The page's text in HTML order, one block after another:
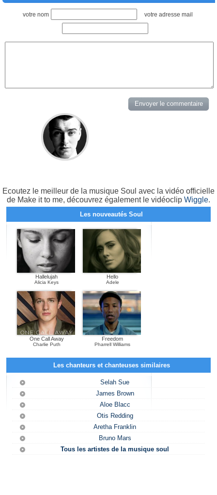
votre nom votre adresse mail
Ecoutez le meilleur de la musique Soul avec la vidéo officielle
de Make it to me, découvrez également le vidéoclip Wiggle.
Les nouveautés Soul
Hallelujah
Alicia Keys
Hello
Adele
One Call Away
Charlie Puth
Freedom
Pharrell Williams
Les chanteurs et chanteuses similaires
Selah Sue
James Brown
Aloe Blacc
Otis Redding
Aretha Franklin
Bruno Mars
Tous les artistes de la musique soul